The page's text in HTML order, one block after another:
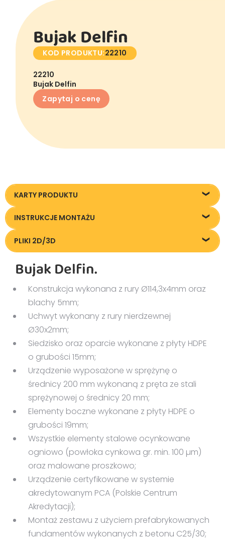
Bujak Delfin
KOD PRODUKTU:22210
22210
Bujak Delfin
Zapytaj o cenę
KARTY PRODUKTU
22210_Bujak-Delfin_KT20200609
INSTRUKCJE MONTAŻU
Instrukcja montażu
PLIKI 2D/3D
Pliki DXF/DWG 22210
Pliki FBX
Pliki OBJ
Bujak Delfin.
Konstrukcja wykonana z rury Ø114,3x4mm oraz
blachy 5mm;
Uchwyt wykonany z rury nierdzewnej
Ø30x2mm;
Siedzisko oraz oparcie wykonane z płyty HDPE
o grubości 15mm;
Urządzenie wyposażone w sprężynę o
średnicy 200 mm wykonaną z pręta ze stali
sprężynowej o średnicy 20 mm;
Elementy boczne wykonane z płyty HDPE o
grubości 19mm;
Wszystkie elementy stalowe ocynkowane
ogniowo (powłoka cynkowa gr. min. 100 µm)
oraz malowane proszkowo;
Urządzenie certyfikowane w systemie
akredytowanym PCA (Polskie Centrum
Akredytacji);
Montaż zestawu z użyciem prefabrykowanych
fundamentów wykonanych z betonu C25/30;